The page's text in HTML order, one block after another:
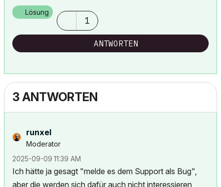
POSIWID – The Purpose Of a System Is What It Does ///
«Furthermore, I consider that Carth...
destroyed»
Lösung
1
ANTWORTEN
3 ANTWORTEN
runxel
Moderator
‎2025-09-09 11:39 AM
Ich hätte ja gesagt "melde es dem Support als Bug",
aber die werden sich dafür auch nicht interessieren,